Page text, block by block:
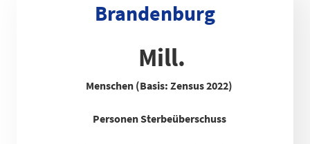
Brandenburg
Mill.
Menschen (Basis: Zensus 2022)
Personen Sterbeüberschuss